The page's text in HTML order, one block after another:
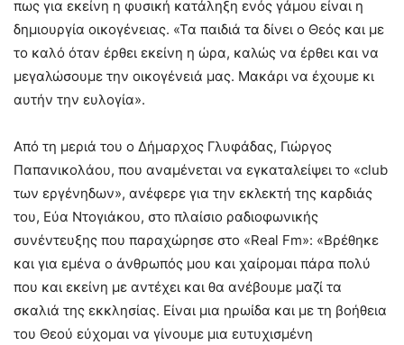
πως για εκείνη η φυσική κατάληξη ενός γάμου είναι η
δημιουργία οικογένειας. «Τα παιδιά τα δίνει ο Θεός και με
το καλό όταν έρθει εκείνη η ώρα, καλώς να έρθει και να
μεγαλώσουμε την οικογένειά μας. Μακάρι να έχουμε κι
αυτήν την ευλογία».
Από τη μεριά του ο Δήμαρχος Γλυφάδας, Γιώργος
Παπανικολάου, που αναμένεται να εγκαταλείψει το «club
των εργένηδων», ανέφερε για την εκλεκτή της καρδιάς
του, Εύα Ντογιάκου, στο πλαίσιο ραδιοφωνικής
συνέντευξης που παραχώρησε στο «Real Fm»: «Βρέθηκε
και για εμένα ο άνθρωπός μου και χαίρομαι πάρα πολύ
που και εκείνη με αντέχει και θα ανέβουμε μαζί τα
σκαλιά της εκκλησίας. Είναι μια ηρωίδα και με τη βοήθεια
του Θεού εύχομαι να γίνουμε μια ευτυχισμένη